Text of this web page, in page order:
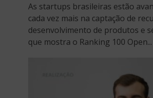
As startups brasileiras estão
cada vez mais na captação de
desenvolvimento de produtos e
que mostra o Ranking 100 Open...